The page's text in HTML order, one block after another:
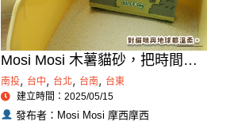
Mosi Mosi 木薯貓砂，把時間留
給陪伴，不留給清潔｜無酬互惠
南投, 台中, 台北, 台南, 台東
建立時間：2025/05/15
發布者：Mosi Mosi 摩西摩西